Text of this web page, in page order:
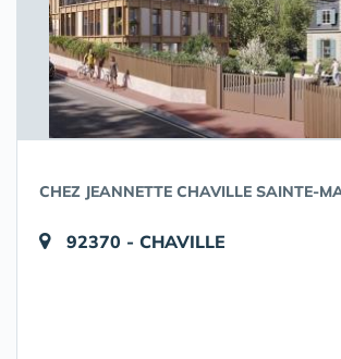
CHEZ JEANNETTE CHAVILLE SAINTE-
92370 - CHAVILLE